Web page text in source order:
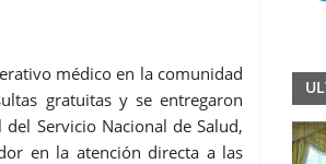
médico en la comunidad
gratuitas y se entregaron
Servicio Nacional de Salud,
en la atención directa a las